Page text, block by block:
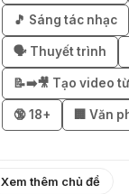
03 Thg
🎁
phí
02 Thg
֎ Cách
🎵 Sáng tác nhạc
🗣️ Thuyết trình
📝➡️🎥 Tạo video
🔞 18+ 🏢 Văn
Xem thêm chủ đề